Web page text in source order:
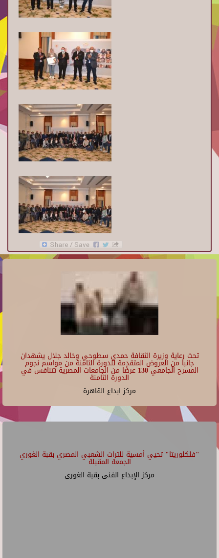
تحت رعاية وزيرة الثقافة حمدي سطوحي وخالد جلال يشهدان
جانبا من العروض المتقدمة للدورة الثامنة من مواسم نجوم
المسرح الجامعي 130 عرضًا من الجامعات المصرية تتنافس في
الدورة الثامنة
مركز ابداع القاهرة
"فلكلوريتا" تحيي أمسية للتراث الشعبي المصري بقبة الغوري
الجمعة المقبلة
مركز الإبداع الفنى بقبة الغورى